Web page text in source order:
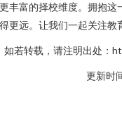
丰富的择校维度。拥抱这
更远。让我们一起关注教
如若转载，请注明出处：
更新时